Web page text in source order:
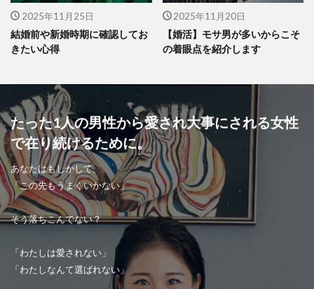
2025年11月25日
結婚前や新婚時期に確認してお
きたい心得
2025年11月20日
【婚活】モサ男が多いからこそ
の着眼点を紹介します
たった1人の男性から愛され大事にされる女性
で在り続けるために。
あなたはもしかして、
「この先もうまくいかない」
そう落ちこんでない？
「わたしは愛されない」
「わたしなんて選ばれない」